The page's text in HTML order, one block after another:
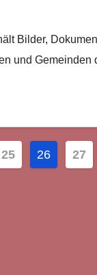
Bilder,
und Gemeinden
25 26 27